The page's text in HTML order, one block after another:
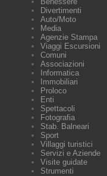
Divertimenti
Auto/Moto
Media
Agenzie Stampa
Viaggi Escursioni
Comuni
Associazioni
Informatica
Immobiliari
Proloco
Enti
Spettacoli
Fotografia
Stab. Balneari
Sport
Villaggi turistici
Servizi e Aziende
Visite guidate
Strumenti